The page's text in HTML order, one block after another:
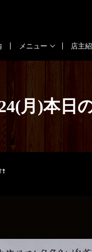
メニュー 店主
月)本日